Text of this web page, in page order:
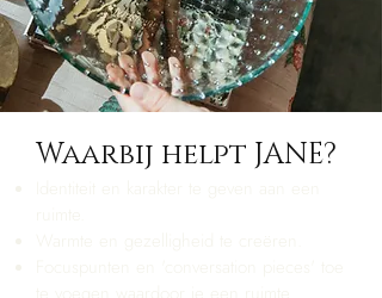
Waarbij helpt JANE?